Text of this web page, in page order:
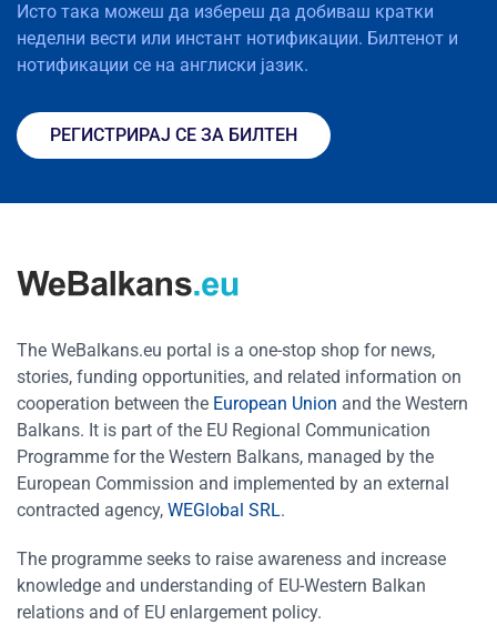
Исто така можеш да избереш да добиваш кратки
неделни вести или инстант нотификации. Билтенот и
нотификации се на англиски јазик.
РЕГИСТРИРАЈ СЕ ЗА БИЛТЕН
The WeBalkans.eu portal is a one-stop shop for news,
stories, funding opportunities, and related information on
cooperation between the European Union and the Western
Balkans. It is part of the EU Regional Communication
Programme for the Western Balkans, managed by the
European Commission and implemented by an external
contracted agency, WEGlobal SRL.
The programme seeks to raise awareness and increase
knowledge and understanding of EU-Western Balkan
relations and of EU enlargement policy.